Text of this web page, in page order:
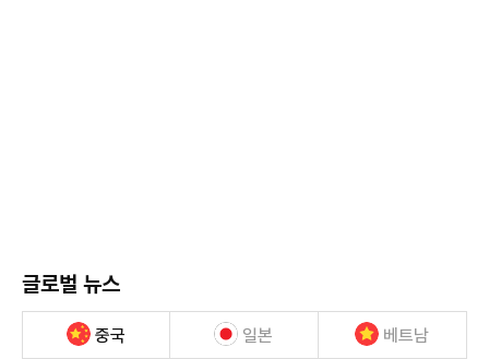
글로벌 뉴스
중국 일본 베트남